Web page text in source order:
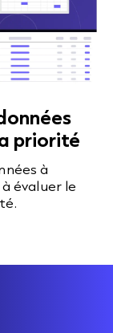
priorité
à
évaluer le